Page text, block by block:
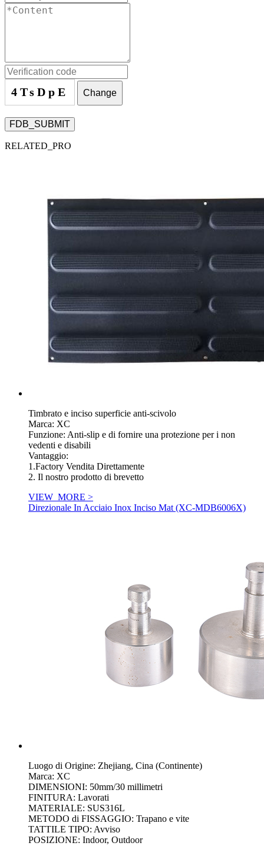
4TsDpE Change
FDB_SUBMIT
RELATED_PRO
Timbrato e inciso superficie anti-scivolo
Marca: XC
Funzione: Anti-slip e di fornire una protezione per i non
vedenti e disabili
Vantaggio:
1.Factory Vendita Direttamente
2. Il nostro prodotto di brevetto
VIEW_MORE >
Direzionale In Acciaio Inox Inciso Mat (XC-MDB6006X)
Luogo di Origine: Zhejiang, Cina (Continente)
Marca: XC
DIMENSIONI: 50mm/30 millimetri
FINITURA: Lavorati
MATERIALE: SUS316L
METODO di FISSAGGIO: Trapano e vite
TATTILE TIPO: Avviso
POSIZIONE: Indoor, Outdoor